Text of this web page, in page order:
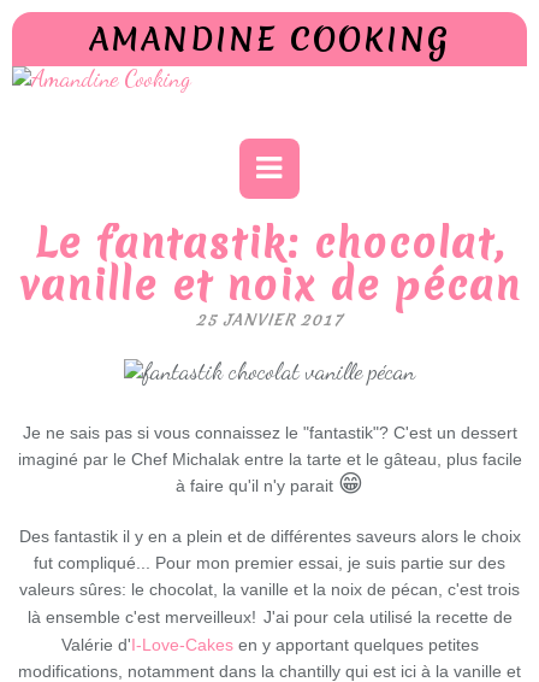
AMANDINE COOKING
Le fantastik: chocolat,
vanille et noix de pécan
25 JANVIER 2017
Je ne sais pas si vous connaissez le "fantastik"? C'est un dessert
imaginé par le Chef Michalak entre la tarte et le gâteau, plus facile
à faire qu'il n'y parait 😁
Des fantastik il y en a plein et de différentes saveurs alors le choix
fut compliqué... Pour mon premier essai, je suis partie sur des
valeurs sûres: le chocolat, la vanille et la noix de pécan, c'est trois
là ensemble c'est merveilleux! J'ai pour cela utilisé la recette de
Valérie d'I-Love-Cakesen y apportant quelques petites
modifications, notamment dans la chantilly qui est ici à la vanille et